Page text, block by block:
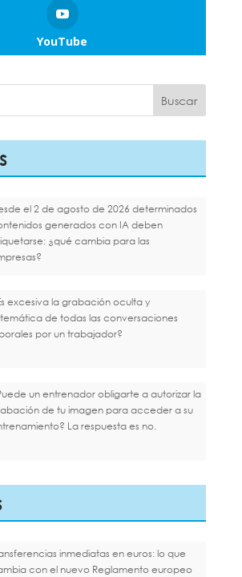
YouTube
el 2 de agosto de 2026 determinados
generados con IA deben
¿qué cambia para las
excesiva la grabación oculta y
de todas las conversaciones
por un trabajador?
un entrenador obligarte a autorizar la
de tu imagen para acceder a su
La respuesta es no.
inmediatas en euros: lo que
con el nuevo Reglamento europeo